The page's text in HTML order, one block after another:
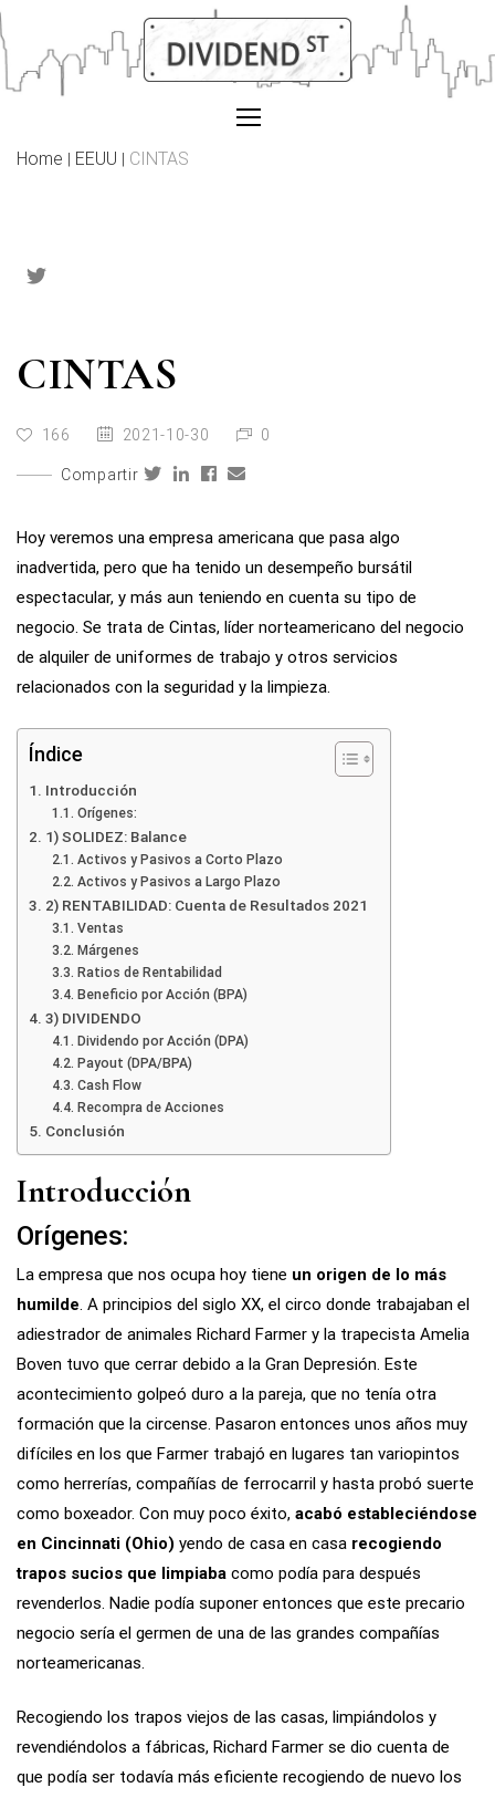
Skip
to
content
Home EEUU CINTAS
CINTAS
166 2021-10-30 0
Compartir
Hoy veremos una empresa americana que pasa algo
inadvertida, pero que ha tenido un desempeño bursátil
espectacular, y más aun teniendo en cuenta su tipo de
negocio. Se trata de Cintas, líder norteamericano del negocio
de alquiler de uniformes de trabajo y otros servicios
relacionados con la seguridad y la limpieza.
Índice
Introducción
Orígenes:
1) SOLIDEZ: Balance
Activos y Pasivos a Corto Plazo
Activos y Pasivos a Largo Plazo
2) RENTABILIDAD: Cuenta de Resultados 2021
Ventas
Márgenes
Ratios de Rentabilidad
Beneficio por Acción (BPA)
3) DIVIDENDO
Dividendo por Acción (DPA)
Payout (DPA/BPA)
Cash Flow
Recompra de Acciones
Conclusión
Introducción
Orígenes:
La empresa que nos ocupa hoy tiene un origen de lo más
humilde . A principios del siglo XX, el circo donde trabajaban el
adiestrador de animales Richard Farmer y la trapecista Amelia
Boven tuvo que cerrar debido a la Gran Depresión. Este
acontecimiento golpeó duro a la pareja, que no tenía otra
formación que la circense. Pasaron entonces unos años muy
difíciles en los que Farmer trabajó en lugares tan variopintos
como herrerías, compañías de ferrocarril y hasta probó suerte
como boxeador. Con muy poco éxito, acabó estableciéndose
en Cincinnati (Ohio) yendo de casa en casa recogiendo
trapos sucios que limpiaba como podía para después
revenderlos. Nadie podía suponer entonces que este precario
negocio sería el germen de una de las grandes compañías
norteamericanas.
Recogiendo los trapos viejos de las casas, limpiándolos y
revendiéndolos a fábricas, Richard Farmer se dio cuenta de
que podía ser todavía más eficiente recogiendo de nuevo los